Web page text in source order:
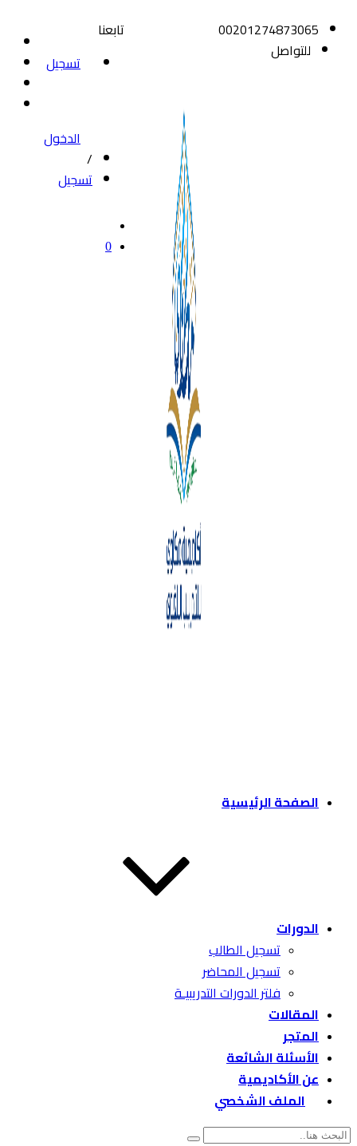
00201274873065
للتواصل
تابعنا
تسجيل
الدخول
/
تسجيل
0
الصفحة الرئيسية
الدورات
تسجيل الطالب
تسجيل المحاضر
فلتر الدورات التدريبيـة
المقالات
المتجر
الأسئلة الشائعة
عن الأكاديمية
الملف الشخصي